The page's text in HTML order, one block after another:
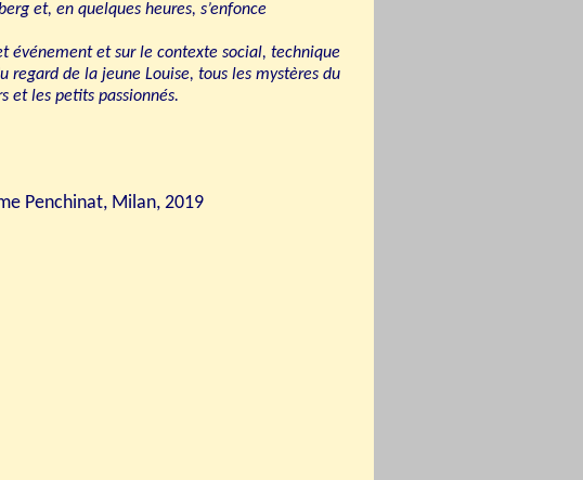
et, en quelques heures, s’enfonce
événement et sur le contexte social, technique
regard de la jeune Louise, tous les mystères du
et les petits passionnés.
Penchinat, Milan, 2019